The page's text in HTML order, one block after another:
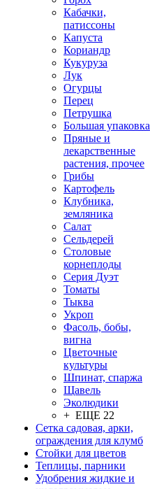
Кабачки,
патиссоны
Капуста
Кориандр
Кукуруза
Лук
Огурцы
Перец
Петрушка
Большая упаковка
Пряные и
лекарственные
растения, прочее
Грибы
Картофель
Клубника,
земляника
Салат
Сельдерей
Столовые
корнеплоды
Серия Дуэт
Томаты
Тыква
Укроп
Фасоль, бобы,
вигна
Цветочные
культуры
Шпинат, спаржа
Щавель
Эколюдики
+ ЕЩЕ 22
Сетка садовая, арки,
ограждения для клумб
Стойки для цветов
Теплицы, парники
Удобрения жидкие и